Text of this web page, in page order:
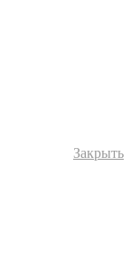
Закрыть